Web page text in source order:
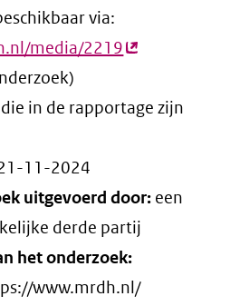
via:
media/2219(externe
in de rapportage zijn
11-2024
uitgevoerd door: een
derde partij
het onderzoek:
www.mrdh.nl/